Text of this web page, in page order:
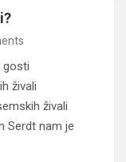
gosti
živali
živali
Serdt nam je